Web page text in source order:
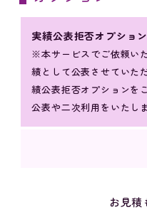
実績公表拒否オプショ
※本サービスでご依頼い
績として公表させていた
績公表拒否オプションを
公表や二次利用をいたし
お見積